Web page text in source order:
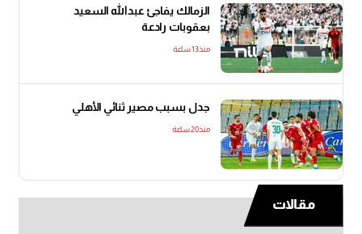
الزمالك يفاجئ عبدالله السعيد
بعقوبات رادعة
منذ13 ساعة
جدل بسبب مصير ثنائي الأهلي
منذ20 ساعة
مقالات